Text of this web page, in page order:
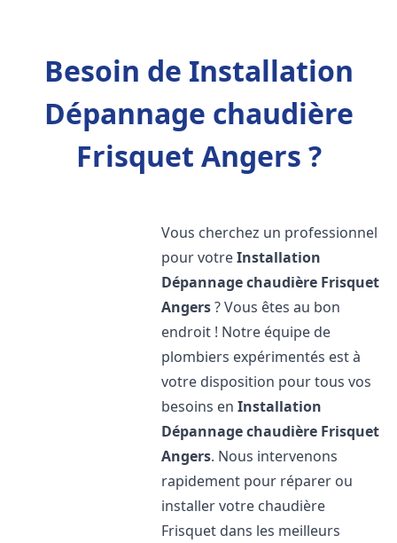
Besoin de Installation
Dépannage chaudière
Frisquet Angers ?
Vous cherchez un professionnel
pour votreInstallation
Dépannage chaudière Frisquet
Angers? Vous êtes au bon
endroit ! Notre équipe de
plombiers expérimentés est à
votre disposition pour tous vos
besoins enInstallation
Dépannage chaudière Frisquet
Angers. Nous intervenons
rapidement pour réparer ou
installer votre chaudière
Frisquet dans les meilleurs